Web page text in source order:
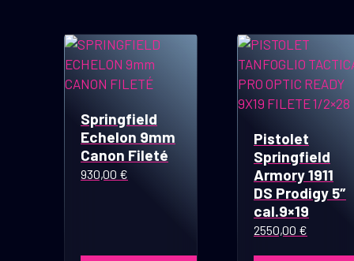
Springfield
Echelon 9mm
Canon Fileté
930,00 €
Pistolet
Springfield
Armory 1911
DS Prodigy 5″
cal.9×19
2550,00 €